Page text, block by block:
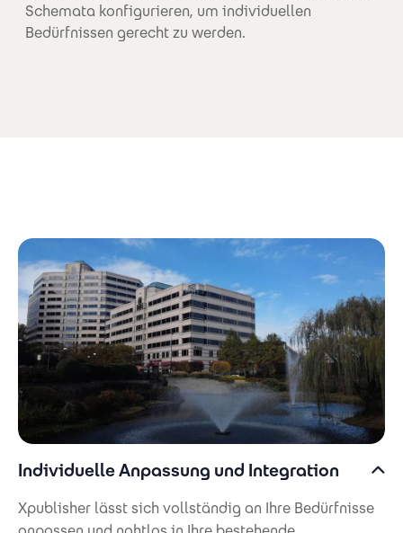
Schemata konfigurieren, um individuellen
Bedürfnissen gerecht zu werden.
Individuelle Anpassung und Integration
Xpublisher lässt sich vollständig an Ihre Bedürfnisse